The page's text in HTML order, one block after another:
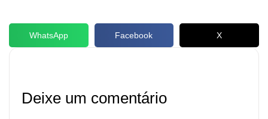
WhatsApp Facebook X
Deixe um comentário